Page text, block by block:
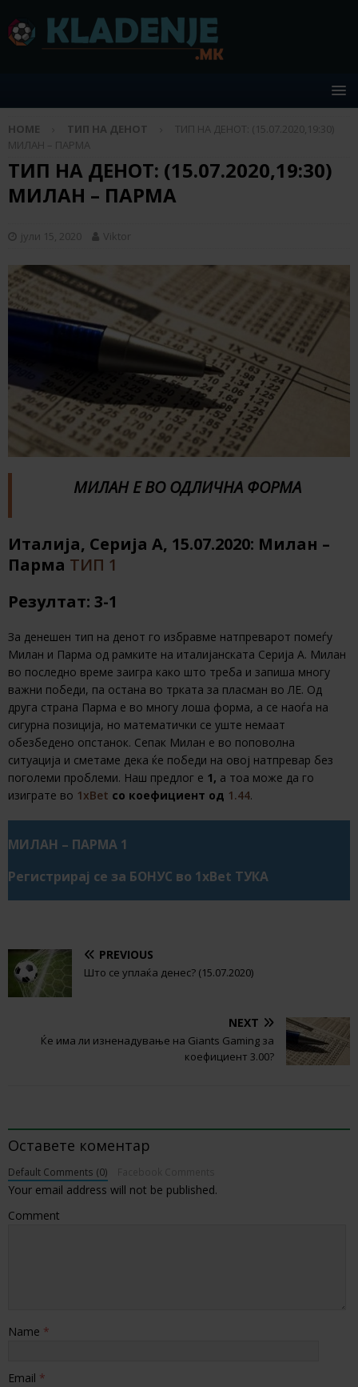
HOME ТИП НА ДЕНОТ
ТИП НА ДЕНОТ: (15.07.2020,19:30)
МИЛАН – ПАРМА
ТИП НА ДЕНОТ: (15.07.2020,19:30)
МИЛАН – ПАРМА
јули 15, 2020 Viktor
МИЛАН Е ВО ОДЛИЧНА ФОРМА
Италија, Серија А, 15.07.2020: Милан –
Парма ТИП 1
Резултат: 3-1
За денешен тип на денот го избравме натпреварот помеѓу
Милан и Парма од рамките на италијанската Серија А. Милан
во последно време заигра како што треба и запиша многу
важни победи, па остана во трката за пласман во ЛЕ. Од
друга страна Парма е во многу лоша форма, а се наоѓа на
сигурна позиција, но математички се уште немаат
обезбедено опстанок. Сепак Милан е во поповолна
ситуација и сметаме дека ќе победи на овој натпревар без
поголеми проблеми. Наш предлог е 1, а тоа може да го
изиграте во 1xBet со коефициент од 1.44.
МИЛАН – ПАРМА 1
Регистрирај се за БОНУС во 1xBet ТУКА
PREVIOUS
Што се уплаќа денес? (15.07.2020)
NEXT
Ќе има ли изненадување на Giants Gaming за
коефициент 3.00?
Оставете коментар
Default Comments (0)
Your email address will not be published.
Comment
Name *
Email *